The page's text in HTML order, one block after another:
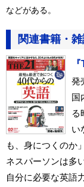
などがある。
関連書籍・
発
国
る
い
も、身につくのか
ネスパーソンは多
自分に必要な英語